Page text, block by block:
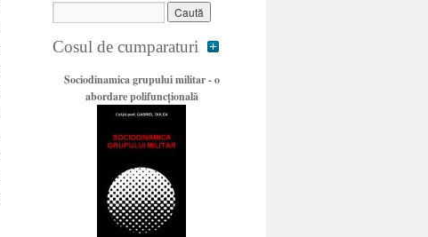
Cosul de cumparaturi
Sociodinamica grupului militar - o
abordare polifuncţională